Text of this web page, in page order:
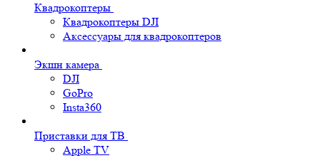
Квадрокоптеры
Квадрокоптеры DJI
Аксессуары для квадрокоптеров
Экшн камера
DJI
GoPro
Insta360
Приставки для ТВ
Apple TV